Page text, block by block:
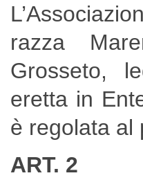
razza
Grosseto,
eretta in
è regolata al
ART. 2